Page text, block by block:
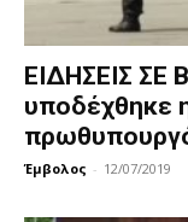
ΕΙΔΗΣΕΙΣ ΣΕ
υποδέχθηκε
Έμβολος - 12/07/2019